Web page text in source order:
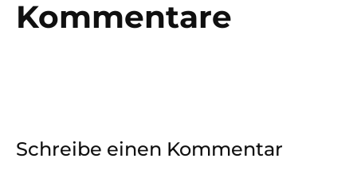
Kommentare
Schreibe einen Kommentar